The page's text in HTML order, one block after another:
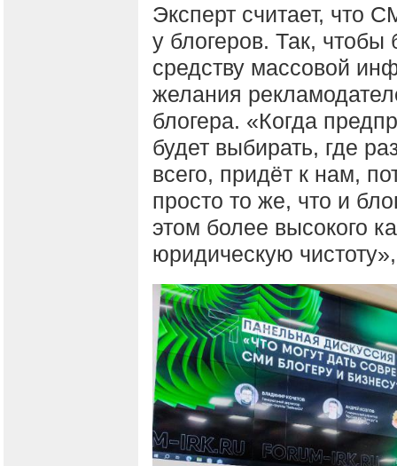
Эксперт считает, что
у блогеров. Так,
средству массовой
желания
блогера. «Когда
будет выбирать, где
всего, придёт к нам,
просто то же, что и
этом более высокого
юридическую